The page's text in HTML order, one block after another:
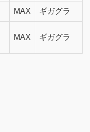
MAX ギガグラ
MAX ギガグラ